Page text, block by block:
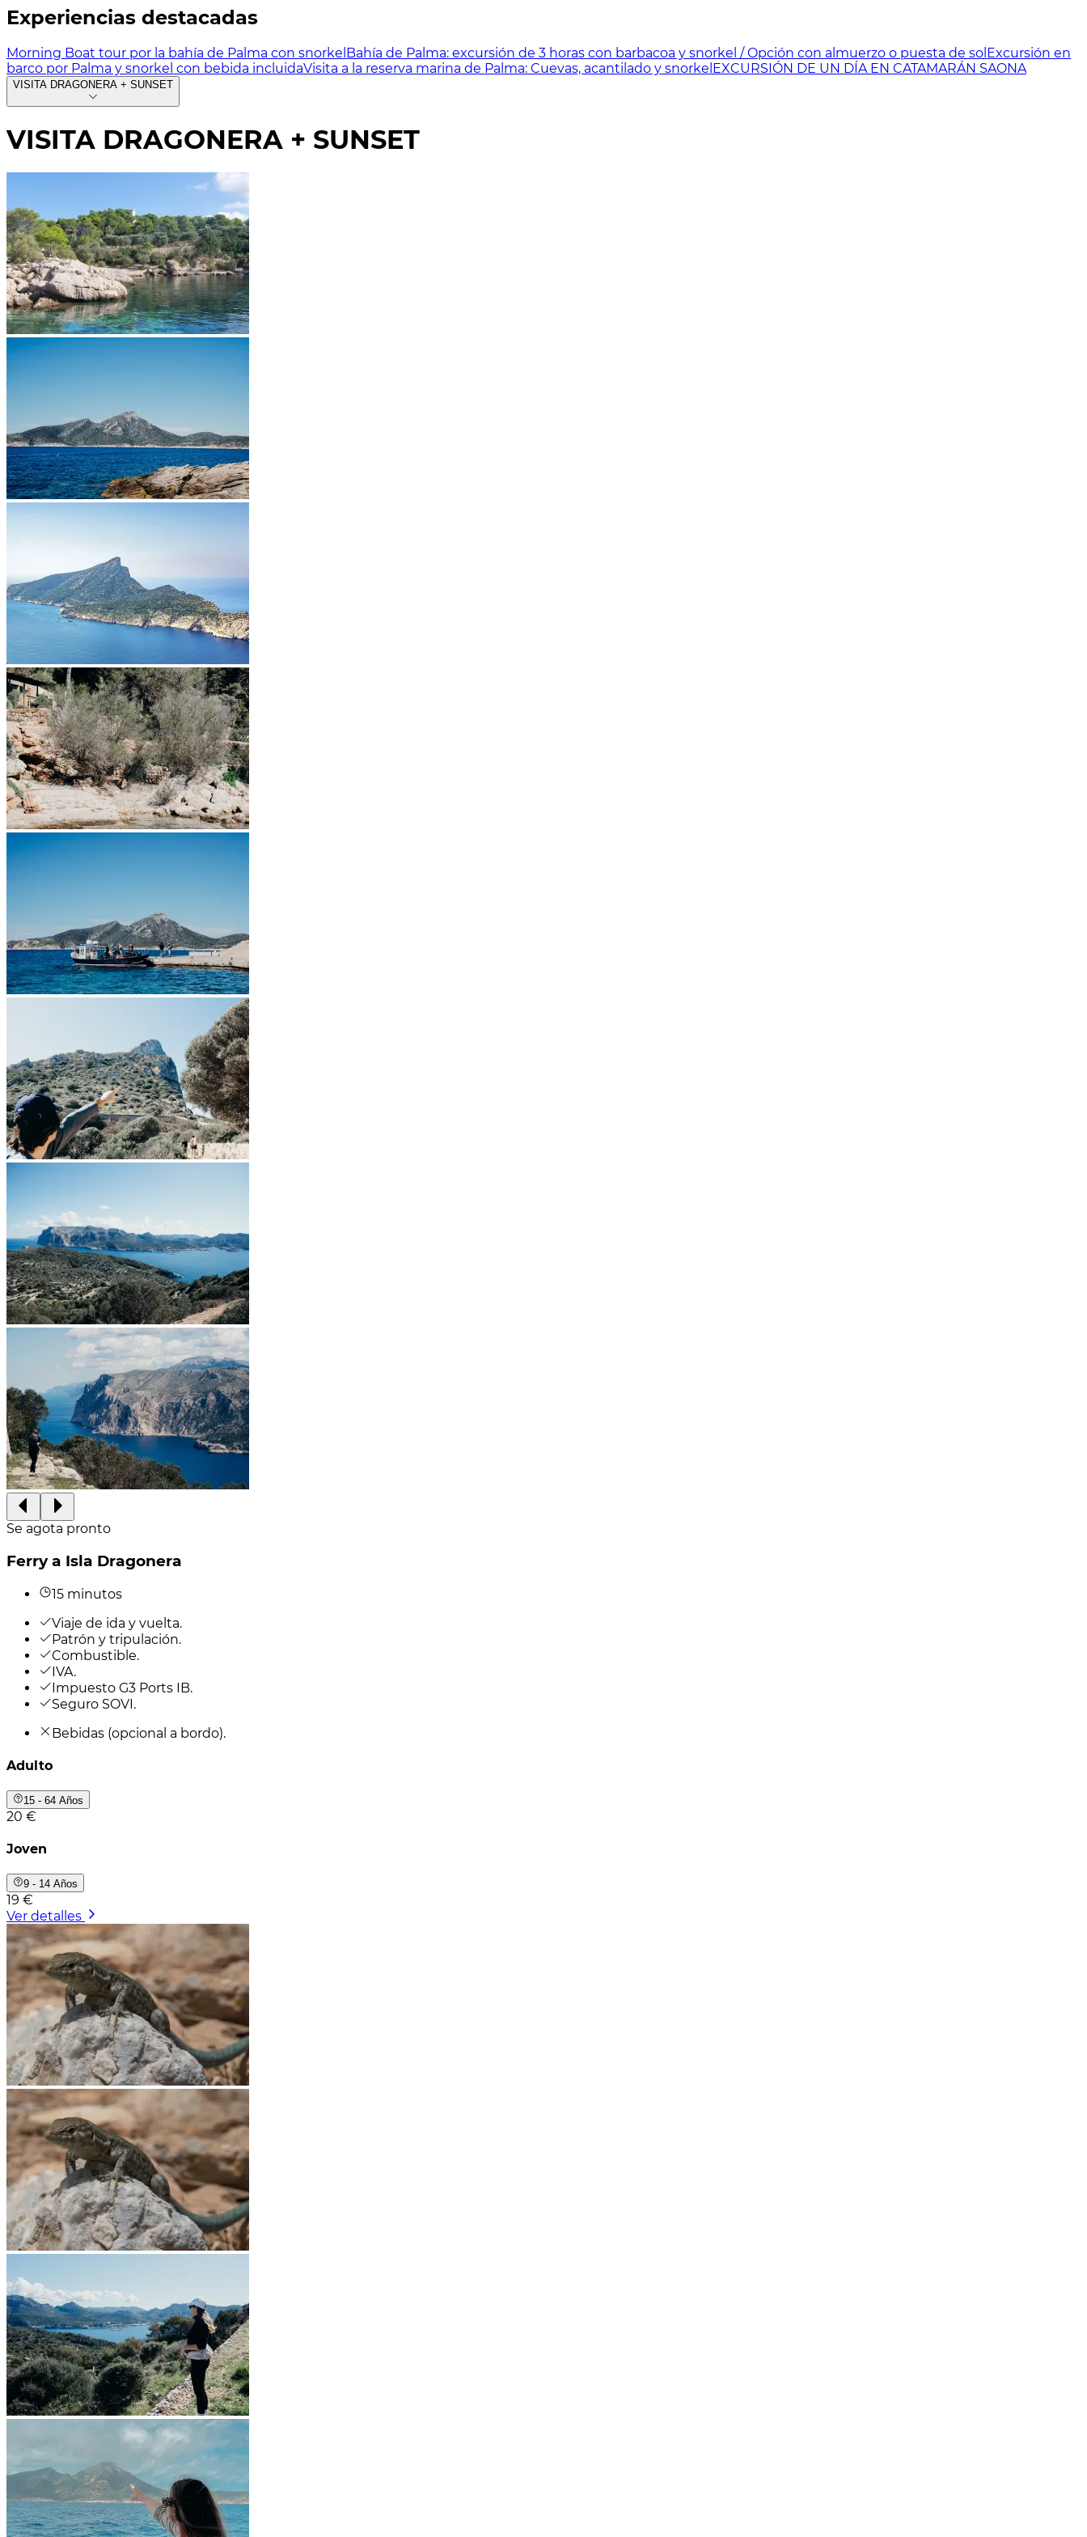
Experiencias destacadas
Morning Boat tour por la bahía de Palma con snorkel Bahía de Palma: excursión de 3 horas con barbacoa y snorkel / Opción con almuerzo o puesta de sol Excursión en
barco por Palma y snorkel con bebida incluidaVisita a la reserva marina de Palma: Cuevas, acantilado y snorkel EXCURSIÓN DE UN DÍA EN CATAMARÁN SAONA
VISITA DRAGONERA + SUNSET
VISITA DRAGONERA + SUNSET
Se agota pronto
Ferry a Isla Dragonera
15 minutos
Viaje de ida y vuelta.
Patrón y tripulación.
Combustible.
IVA.
Impuesto G3 Ports IB.
Seguro SOVI.
Bebidas (opcional a bordo).
Adulto
15 - 64 Años
20 €
Joven
9 - 14 Años
19 €
Ver detalles